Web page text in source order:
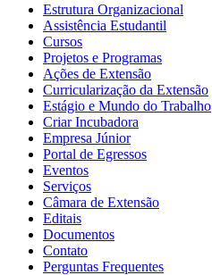
Estrutura Organizacional
Assistência Estudantil
Cursos
Projetos e Programas
Ações de Extensão
Curricularização da Extensão
Estágio e Mundo do Trabalho
Criar Incubadora
Empresa Júnior
Portal de Egressos
Eventos
Serviços
Câmara de Extensão
Editais
Documentos
Contato
Perguntas Frequentes